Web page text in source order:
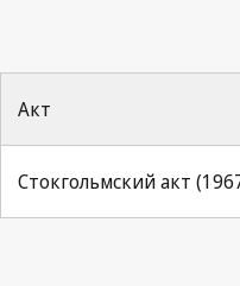
Акт
Стокгольмский акт